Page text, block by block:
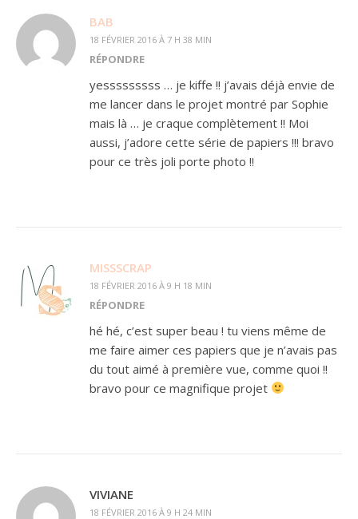
BAB
18 FÉVRIER 2016 À 7 H 38 MIN
RÉPONDRE
yesssssssss … je kiffe !! j’avais déjà envie de
me lancer dans le projet montré par Sophie
mais là … je craque complètement !! Moi
aussi, j’adore cette série de papiers !!! bravo
pour ce très joli porte photo !!
MISSSCRAP
18 FÉVRIER 2016 À 9 H 18 MIN
RÉPONDRE
hé hé, c’est super beau ! tu viens même de
me faire aimer ces papiers que je n’avais pas
du tout aimé à première vue, comme quoi !!
bravo pour ce magnifique projet
VIVIANE
18 FÉVRIER 2016 À 9 H 24 MIN